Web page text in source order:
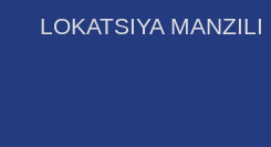
LOKATSIYA MANZILI